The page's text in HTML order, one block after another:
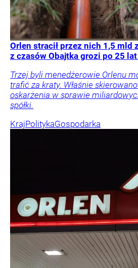
Orlen stracił przez nich 1,5 mld
z czasów Obajtka grozi po 25
Trzej byli menedżerowie Orlenu
trafić za kraty. Właśnie
oskarżenia w sprawie
spółki.
KrajPolitykaGospodarka